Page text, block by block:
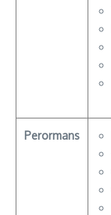
Perormans